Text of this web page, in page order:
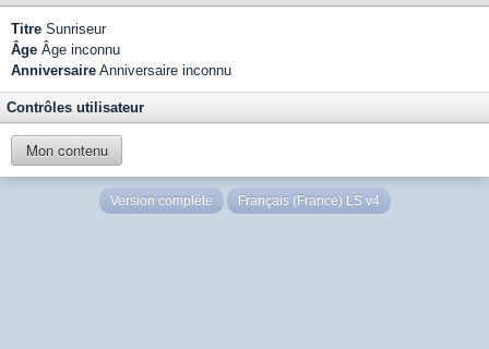
Titre Sunriseur
Âge Âge inconnu
Anniversaire Anniversaire inconnu
Contrôles utilisateur
Mon contenu
Version complète Français (France) LS v4